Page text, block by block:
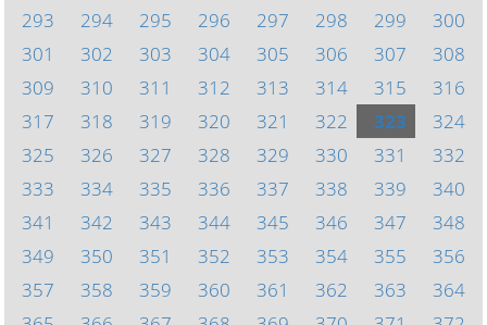
293
294 295 296 297 298 299
300
301
302 303 304 305 306 307
308
309
310 311 312 313 314 315
316
317
318 319 320 321 322 323
324
325
326 327 328 329 330 331
332
333
334 335 336 337 338 339
340
341
342 343 344 345 346 347
348
349
350 351 352 353 354 355
356
357
358 359 360 361 362 363
364